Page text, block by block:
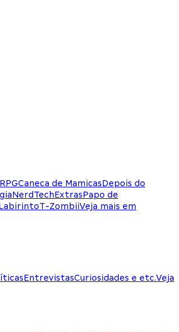
Caneca de MamicasDepois do
NerdTechExtrasPapo de
T-ZombiiVeja mais em
EntrevistasCuriosidades e etc.Veja